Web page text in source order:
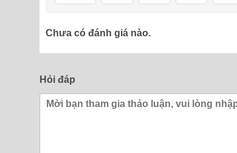
Chưa có đánh giá nào.
Hỏi đáp